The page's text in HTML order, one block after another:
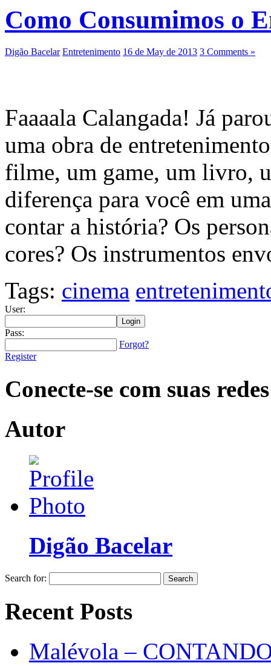
Como Consumimos o
Digão Bacelar Entretenimento 16 de May de 2013 3 Comments »
Faaaala Calangada! Já
uma obra de
filme, um game, um livro,
diferença para você em
contar a história? Os
cores? Os instrumentos
Tags: cinema
User:
Pass:
Forgot?
Register
Conecte-se com suas redes
Autor
Digão Bacelar
Search for:
Recent Posts
Malévola –